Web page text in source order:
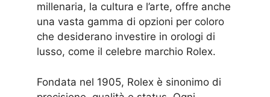
millenaria, la cultura e l’arte, offre anche
una vasta gamma di opzioni per coloro
che desiderano investire in orologi di
lusso, come il celebre marchio Rolex.
Fondata nel 1905, Rolex è sinonimo di